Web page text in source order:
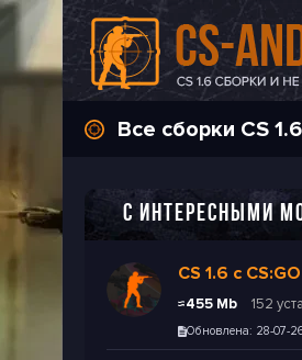
Все сборки CS 1.6
C ИНТЕРЕСНЫМИ
CS 1.6 с
≈455 Mb 152
Обновлена: 28-07-